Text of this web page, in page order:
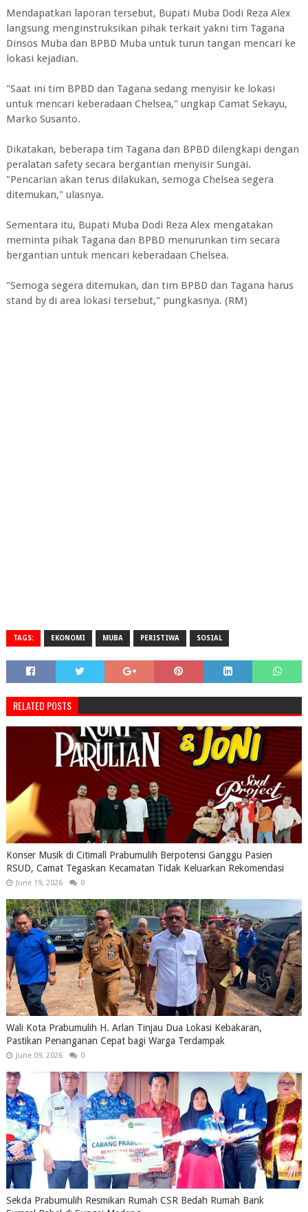
Mendapatkan laporan tersebut, Bupati Muba Dodi Reza Alex
langsung menginstruksikan pihak terkait yakni tim Tagana
Dinsos Muba dan BPBD Muba untuk turun tangan mencari ke
lokasi kejadian.
"Saat ini tim BPBD dan Tagana sedang menyisir ke lokasi
untuk mencari keberadaan Chelsea," ungkap Camat Sekayu,
Marko Susanto.
Dikatakan, beberapa tim Tagana dan BPBD dilengkapi dengan
peralatan safety secara bergantian menyisir Sungai.
"Pencarian akan terus dilakukan, semoga Chelsea segera
ditemukan," ulasnya.
Sementara itu, Bupati Muba Dodi Reza Alex mengatakan
meminta pihak Tagana dan BPBD menurunkan tim secara
bergantian untuk mencari keberadaan Chelsea.
"Semoga segera ditemukan, dan tim BPBD dan Tagana harus
stand by di area lokasi tersebut," pungkasnya. (RM)
TAGS: EKONOMI MUBA PERISTIWA SOSIAL
RELATED POSTS
Konser Musik di Citimall Prabumulih Berpotensi Ganggu Pasien
RSUD, Camat Tegaskan Kecamatan Tidak Keluarkan Rekomendasi
June 19, 2026 0
Wali Kota Prabumulih H. Arlan Tinjau Dua Lokasi Kebakaran,
Pastikan Penanganan Cepat bagi Warga Terdampak
June 09, 2026 0
Sekda Prabumulih Resmikan Rumah CSR Bedah Rumah Bank